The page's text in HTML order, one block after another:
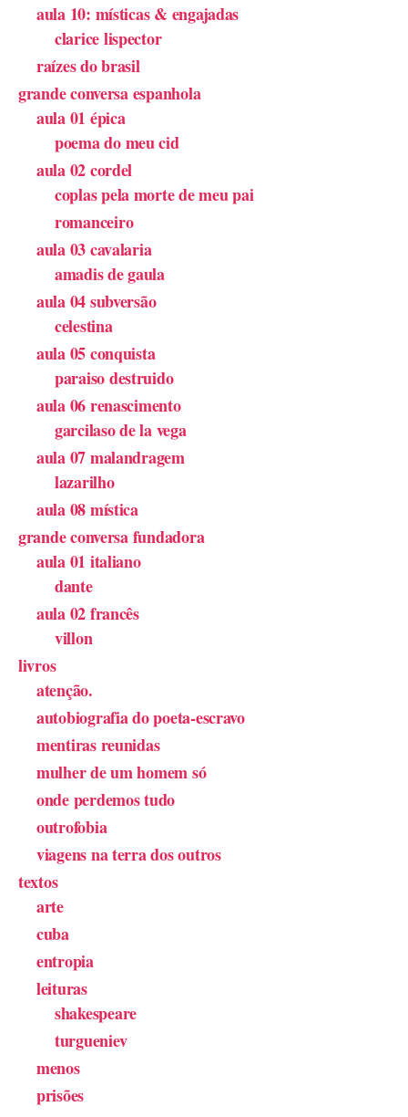
aula 10: místicas & engajadas
clarice lispector
raízes do brasil
grande conversa espanhola
aula 01 épica
poema do meu cid
aula 02 cordel
coplas pela morte de meu pai
romanceiro
aula 03 cavalaria
amadis de gaula
aula 04 subversão
celestina
aula 05 conquista
paraiso destruido
aula 06 renascimento
garcilaso de la vega
aula 07 malandragem
lazarilho
aula 08 mística
grande conversa fundadora
aula 01 italiano
dante
aula 02 francês
villon
livros
atenção.
autobiografia do poeta-escravo
mentiras reunidas
mulher de um homem só
onde perdemos tudo
outrofobia
viagens na terra dos outros
textos
arte
cuba
entropia
leituras
shakespeare
turgueniev
menos
prisões